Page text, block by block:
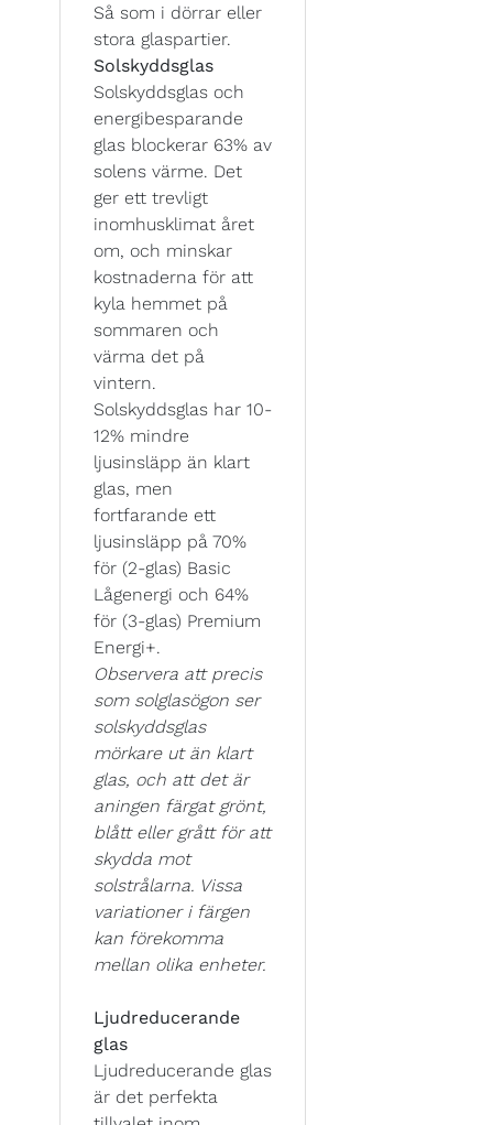
Så som i dörrar eller
stora glaspartier.
Solskyddsglas
Solskyddsglas och
energibesparande
glas blockerar 63% av
solens värme. Det
ger ett trevligt
inomhusklimat året
om, och minskar
kostnaderna för att
kyla hemmet på
sommaren och
värma det på
vintern.
Solskyddsglas har 10-
12% mindre
ljusinsläpp än klart
glas, men
fortfarande ett
ljusinsläpp på 70%
för (2-glas) Basic
Lågenergi och 64%
för (3-glas) Premium
Energi+.
Observera att precis
som solglasögon ser
solskyddsglas
mörkare ut än klart
glas, och att det är
aningen färgat grönt,
blått eller grått för att
skydda mot
solstrålarna. Vissa
variationer i färgen
kan förekomma
mellan olika enheter.
Ljudreducerande
glas
Ljudreducerande glas
är det perfekta